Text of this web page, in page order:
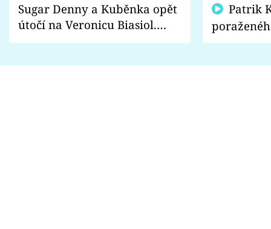
Sugar Denny a Kuběnka opět
útočí na Veronicu Biasiol.
Proč je podle nich falešná a
fanoušci